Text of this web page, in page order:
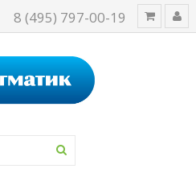
8 (495) 797-00-19